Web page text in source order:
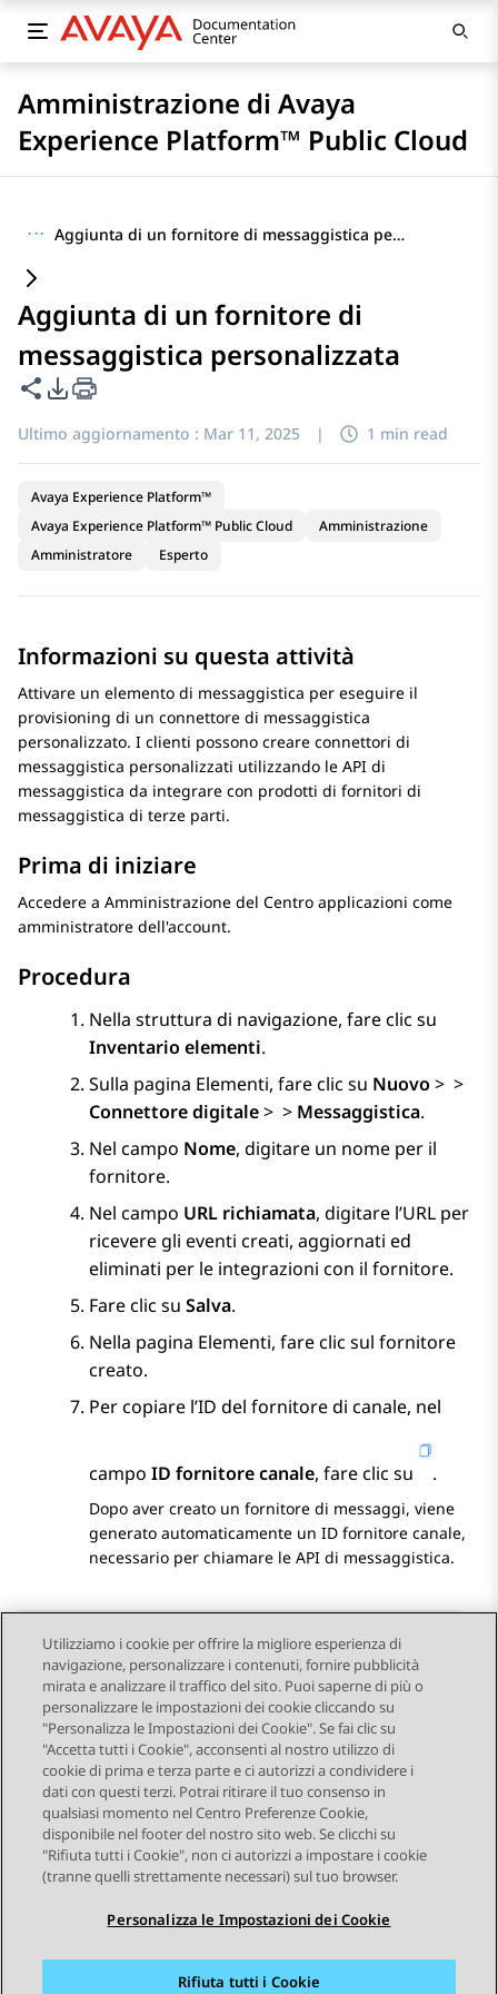
Amministrazione di Avaya
Experience Platform™ Public Cloud
··· Aggiunta di un fornitore di messaggistica personalizzata
Aggiunta di un fornitore di
messaggistica personalizzata
Condividi questa pagina
Opzioni di esportazione PDF
Ultimo aggiornamento : Mar 11, 2025 | 1 min read
Avaya Experience Platform™
Avaya Experience Platform™ Public Cloud
Amministrazione
Amministratore
Esperto
Informazioni su questa attività
Attivare un elemento di messaggistica per eseguire il
provisioning di un connettore di messaggistica
personalizzato. I clienti possono creare connettori di
messaggistica personalizzati utilizzando le API di
messaggistica da integrare con prodotti di fornitori di
messaggistica di terze parti.
Prima di iniziare
Accedere a Amministrazione del Centro applicazioni come
amministratore dell'account.
Procedura
Nella struttura di navigazione, fare clic su
Inventario elementi.
Sulla pagina Elementi, fare clic su Nuovo > >
Connettore digitale> > Messaggistica.
Nel campo Nome, digitare un nome per il
fornitore.
Nel campo URL richiamata, digitare l’URL per
ricevere gli eventi creati, aggiornati ed
eliminati per le integrazioni con il fornitore.
Fare clic su Salva.
Nella pagina Elementi, fare clic sul fornitore
creato.
Per copiare l’ID del fornitore di canale, nel
campo ID fornitore canale, fare clic su .
Dopo aver creato un fornitore di messaggi, viene
generato automaticamente un ID fornitore canale,
necessario per chiamare le API di messaggistica.
Send Feedback
Navigazione argomento
Argomento precedente Argomento successivo
STAY CONNECTED
Utilizziamo i cookie per offrire la migliore esperienza di
navigazione, personalizzare i contenuti, fornire pubblicità
mirata e analizzare il traffico del sito. Puoi saperne di più o
personalizzare le impostazioni dei cookie cliccando su
"Personalizza le Impostazioni dei Cookie". Se fai clic su
"Accetta tutti i Cookie", acconsenti al nostro utilizzo di
cookie di prima e terza parte e ci autorizzi a condividere i
dati con questi terzi. Potrai ritirare il tuo consenso in
qualsiasi momento nel Centro Preferenze Cookie,
disponibile nel footer del nostro sito web. Se clicchi su
"Rifiuta tutti i Cookie", non ci autorizzi a impostare i cookie
(tranne quelli strettamente necessari) sul tuo browser.
Personalizza le Impostazioni dei Cookie
Rifiuta tutti i Cookie